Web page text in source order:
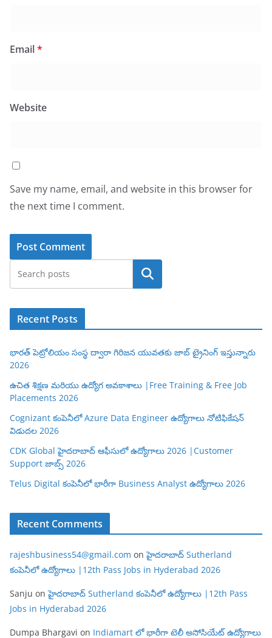
Email*
Website
Save my name, email, and website in this browser for
the next time I comment.
Search
Recent Posts
భారత్ పెట్రోలియం సంస్థ ద్వారా గిరిజన యువతకు జాబ్ ట్రైనింగ్ ఇస్తున్నారు
2026
ఉచిత శిక్షణ మరియు ఉద్యోగ అవకాశాలు |Free Training & Free Job
Placements 2026
Cognizant కంపెనీలో Azure Data Engineer ఉద్యోగాలు నోటిఫికేషన్
విడుదల 2026
CDK Global హైదరాబాద్ ఆఫీసులో ఉద్యోగాలు 2026 |Customer
Support జాబ్స్ 2026
Telus Digital కంపెనీలో భారీగా Business Analyst ఉద్యోగాలు 2026
Recent Comments
rajeshbusiness54@gmail.com onహైదరాబాద్ Sutherland
కంపెనీలో ఉద్యోగాలు |12th Pass Jobs in Hyderabad 2026
Sanju onహైదరాబాద్ Sutherland కంపెనీలో ఉద్యోగాలు |12th Pass
Jobs in Hyderabad 2026
Dumpa Bhargavi on Indiamart లో భారీగా టెలీ అసోసియేట్ ఉద్యోగాలు